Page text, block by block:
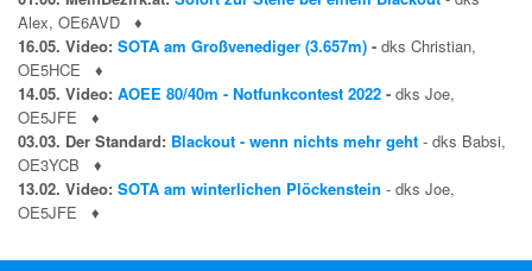
Alex, OE6AVD ♦
16.05. Video: SOTA am Großvenediger (3.657m) - dks Christian,
OE5HCE
♦
14.05. Video: AOEE 80/40m - Notfunkcontest 2022 - dks Joe,
OE5JFE
♦
03.03. Der Standard: Blackout - wenn nichts mehr geht - dks Babsi,
OE3YCB
♦
13.02. Video: SOTA am winterlichen Plöckenstein - dks Joe,
OE5JFE
♦